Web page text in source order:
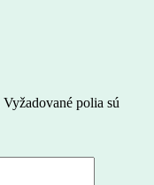
Vyžadované polia sú